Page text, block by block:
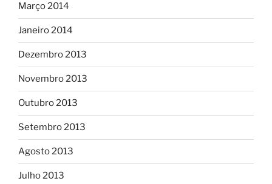
Março 2014
Janeiro 2014
Dezembro 2013
Novembro 2013
Outubro 2013
Setembro 2013
Agosto 2013
Julho 2013